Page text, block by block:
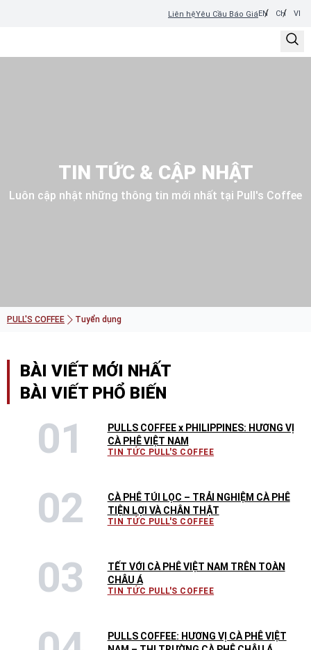
Liên hệYêu Cầu Báo GiáEN CH VI
TIN TỨC & CẬP NHẬT
Luôn cập nhật những thông tin mới nhất tại Pull's Coffee
PULL'S COFFEE Tuyển dụng
BÀI VIẾT MỚI NHẤT
BÀI VIẾT PHỔ BIẾN
PULLS COFFEE x PHILIPPINES: HƯƠNG VỊ
CÀ PHÊ VIỆT NAM
TIN TỨC PULL'S COFFEE
CÀ PHÊ TÚI LỌC – TRẢI NGHIỆM CÀ PHÊ
TIỆN LỢI VÀ CHÂN THẬT
TIN TỨC PULL'S COFFEE
TẾT VỚI CÀ PHÊ VIỆT NAM TRÊN TOÀN
CHÂU Á
TIN TỨC PULL'S COFFEE
PULLS COFFEE: HƯƠNG VỊ CÀ PHÊ VIỆT